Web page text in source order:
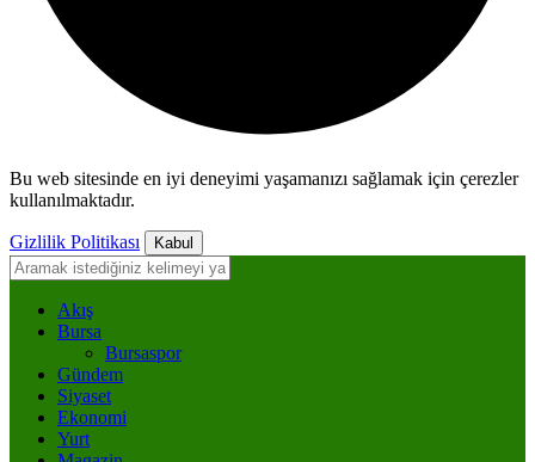
Bu web sitesinde en iyi deneyimi yaşamanızı sağlamak için çerezler
kullanılmaktadır.
Gizlilik Politikası Kabul
Akış
Bursa
Bursaspor
Gündem
Siyaset
Ekonomi
Yurt